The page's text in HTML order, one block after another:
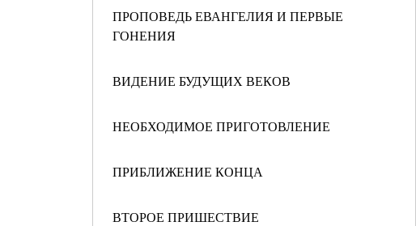
ПРОПОВЕДЬ ЕВАНГЕЛИЯ И ПЕРВЫЕ
ГОНЕНИЯ
ВИДЕНИЕ БУДУЩИХ ВЕКОВ
НЕОБХОДИМОЕ ПРИГОТОВЛЕНИЕ
ПРИБЛИЖЕНИЕ КОНЦА
ВТОРОЕ ПРИШЕСТВИЕ